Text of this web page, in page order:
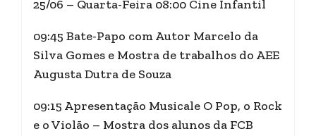
25/06 – Quarta-Feira 08:00 Cine Infantil
09:45 Bate-Papo com Autor Marcelo da
Silva Gomes e Mostra de trabalhos do AEE
Augusta Dutra de Souza
09:15 Apresentação Musicale O Pop, o Rock
e o Violão – Mostra dos alunos da FCB